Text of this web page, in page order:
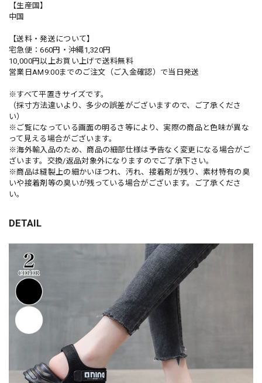
【生産国】
中国
【送料・発送について】
宅急便：660円・沖縄1,320円
10,000円以上お買い上げで送料無料
営業日AM9:00までのご注文（ご入金確認）で当日発送
※すべて平置きサイズです。
（採寸方法違いより、多少の誤差がございますので、ご了承くださ
い）
※ご覧になっている画面の明るさ等により、実際の商品と色味が異な
って見える場合がございます。
※海外輸入品のため、商品の細部仕様は予告なく変更になる場合がご
ざいます。交換/返品対象外になりますのでご了承下さい。
※商品は縫製上の細かいほつれ、汚れ、接着剤が残り、素材特有の臭
いや接着剤等の臭いが残っている場合がございます。ご了承くださ
い。
DETAIL